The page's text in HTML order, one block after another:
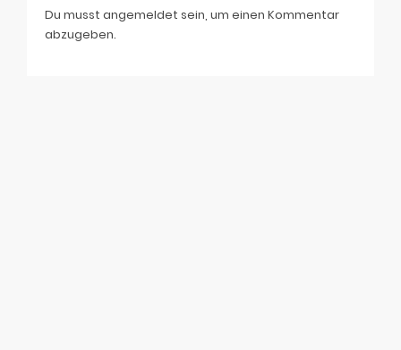
Du musst angemeldet sein, um einen Kommentar
abzugeben.